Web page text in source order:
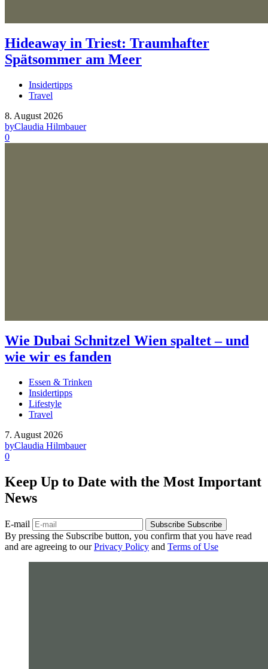
Hideaway in Triest: Traumhafter
Spätsommer am Meer
Insidertipps
Travel
8. August 2026
byClaudia Hilmbauer
0
Wie Dubai Schnitzel Wien spaltet – und
wie wir es fanden
Essen & Trinken
Insidertipps
Lifestyle
Travel
7. August 2026
byClaudia Hilmbauer
0
Keep Up to Date with the Most Important
News
E-mail Subscribe Subscribe
By pressing the Subscribe button, you confirm that you have read
and are agreeing to ourPrivacy Policy and Terms of Use